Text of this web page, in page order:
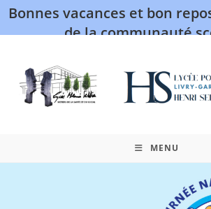
Bonnes vacances et bon
de la communauté
MENU